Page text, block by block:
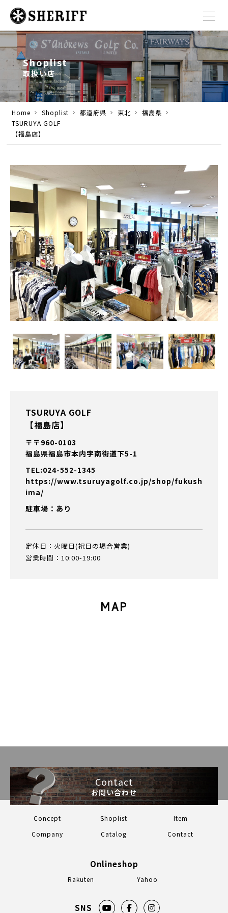
Shoplist
取扱い店
Home Shoplist 都道府県 東北
福島県
TSURUYA GOLF
【福島店】
TSURUYA GOLF
【福島店】
〒〒960-0103
福島県福島市本内字南街道下5-1
TEL:024-552-1345
https://www.tsuruyagolf.co.jp/shop/fukush
ima/
駐車場：あり
定休日：火曜日(祝日の場合営業)
営業時間：10:00-19:00
MAP
Contact
お問い合わせ
Concept Shoplist
Item
Company
Catalog Contact
Onlineshop
Rakuten Yahoo
SNS